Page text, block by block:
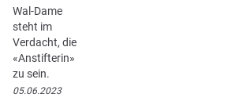
Wal-Dame
steht im
Verdacht, die
«Anstifterin»
zu sein.
05.06.2023